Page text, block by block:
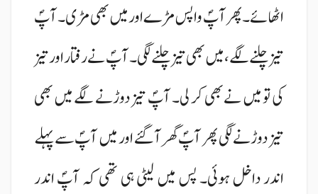
اٹھائے۔ پھر آپؐ واپس مڑے اور میں بھی مڑی۔ آپؐ
تیز چلنے لگے، میں بھی تیز چلنے لگی۔ آپؐ نے رفتار اور تیز
کی تو میں نے بھی کر لی۔ آپؐ تیز دوڑنے لگے میں بھی
تیز دوڑنے لگی پھر آپؐ گھر آگئے اور میں آپؐ سے پہلے
اندر داخل ہوئی۔ پس میں لیٹی ہی تھی کہ آپؐ اندر